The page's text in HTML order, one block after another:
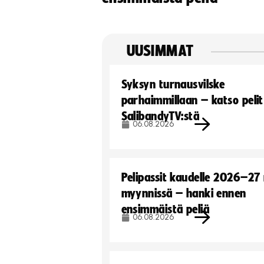
UUSIMMAT
Syksyn turnausvilske
parhaimmillaan – katso pelit
SalibandyTV:stä
06.08.2026
Pelipassit kaudelle
myynnissä – hanki ennen
ensimmäistä peliä
06.08.2026